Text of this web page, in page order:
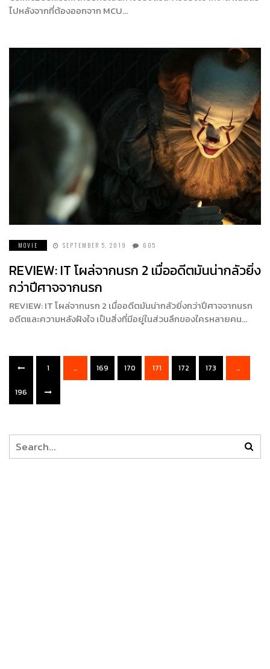
ไปหลังจากที่ต้องออกจาก MCU…
MOVIE SEPTEMBER 5, 2019 605
REVIEW: IT โผล่จากนรก 2 เมื่ออดีตมันน่ากลัวยิ่ง
กว่าปีศาจจากนรก
REVIEW: IT โผล่จากนรก 2 เมื่ออดีตมันน่ากลัวยิ่งกว่าปีศาจจากนรก
อดีตและความหลังฝังใจ เป็นสิ่งที่มีอยู่ในส่วนลึกของใครหลายคน…
1 … 169 170 171 172 173 …
196